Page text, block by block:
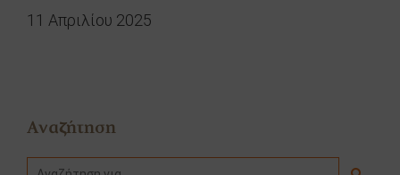
11 Απριλίου 2025
Αναζήτηση